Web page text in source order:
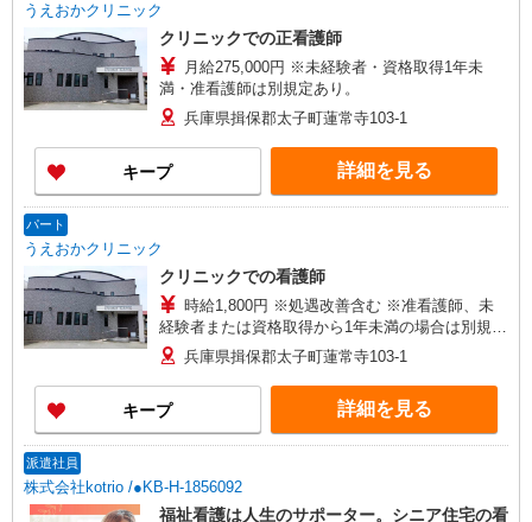
うえおかクリニック
クリニックでの正看護師
月給275,000円 ※未経験者・資格取得1年未
満・准看護師は別規定あり。
兵庫県揖保郡太子町蓮常寺103-1
キープ 詳細を見る
パート
うえおかクリニック
クリニックでの看護師
時給1,800円 ※処遇改善含む ※准看護師、未
経験者または資格取得から1年未満の場合は別規定
あり ※交通費別途規定支給 ※経験手当規定支給
※正社員希望の場合 275,000円 未経験者・資格
取得1年未満・准看護師は別規定あり。
兵庫県揖保郡太子町蓮常寺103-1
キープ 詳細を見る
派遣社員
株式会社kotrio /●KB-H-1856092
福祉看護は人生のサポーター。シニア住宅の看